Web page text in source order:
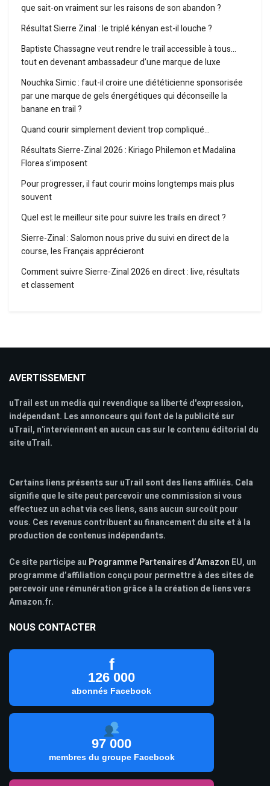
que sait-on vraiment sur les raisons de son abandon ?
Résultat Sierre Zinal : le triplé kényan est-il louche ?
Baptiste Chassagne veut rendre le trail accessible à tous…
tout en devenant ambassadeur d’une marque de luxe
Nouchka Simic : faut-il croire une diététicienne sponsorisée
par une marque de gels énergétiques qui déconseille la
banane en trail ?
Quand courir simplement devient trop compliqué…
Résultats Sierre-Zinal 2026 : Kiriago Philemon et Madalina
Florea s’imposent
Pour progresser, il faut courir moins longtemps mais plus
souvent
Quel est le meilleur site pour suivre les trails en direct ?
Sierre-Zinal : Salomon nous prive du suivi en direct de la
course, les Français apprécieront
Comment suivre Sierre-Zinal 2026 en direct : live, résultats
et classement
AVERTISSEMENT
uTrail est un media qui revendique sa liberté d'expression,
indépendant. Les annonceurs qui font de la publicité sur
uTrail, n'interviennent en aucun cas sur le contenu éditorial du
site uTrail.
Certains liens présents sur uTrail sont des liens affiliés. Cela
signifie que le site peut percevoir une commission si vous
effectuez un achat via ces liens, sans aucun surcoût pour
vous. Ces revenus contribuent au financement du site et à la
production de contenus indépendants.
Ce site participe au Programme Partenaires d’Amazon EU, un
programme d’affiliation conçu pour permettre à des sites de
percevoir une rémunération grâce à la création de liens vers
Amazon.fr.
NOUS CONTACTER
f
126 000
abonnés Facebook
97 000
membres du groupe Facebook